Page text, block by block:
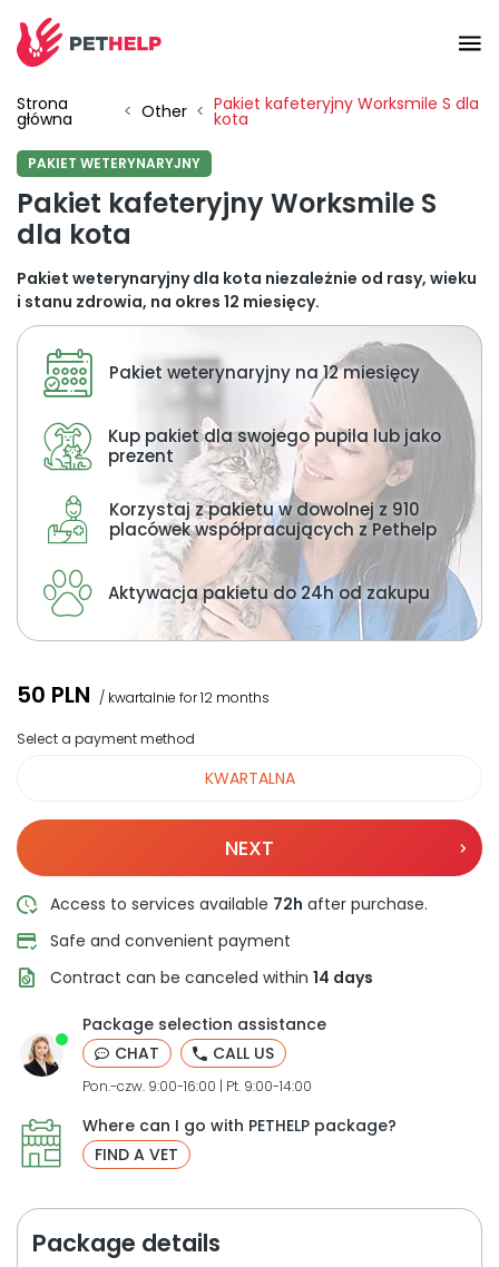
+48 790 277 277
Insurance
For companies
About us
Vet branches
Strona
główna < Other < Pakiet kafeteryjny Worksmile S dla
kota
PAKIET WETERYNARYJNY
Pakiet kafeteryjny Worksmile S
dla kota
Pakiet weterynaryjny dla kota niezależnie od rasy, wieku
i stanu zdrowia, na okres 12 miesięcy.
Pakiet weterynaryjny na 12 miesięcy
Kup pakiet dla swojego pupila lub jako
prezent
Korzystaj z pakietu w dowolnej z 910
placówek współpracujących z Pethelp
Aktywacja pakietu do 24h od zakupu
50 PLN / kwartalnie for 12 months
Select a payment method
KWARTALNA
NEXT
Access to services available 72h after purchase.
Safe and convenient payment
Contract can be canceled within 14 days
Package selection assistance
CHAT
CALL US
Pon.-czw. 9:00-16:00 | Pt. 9:00-14:00
Where can I go with PETHELP package?
FIND A VET
Package details